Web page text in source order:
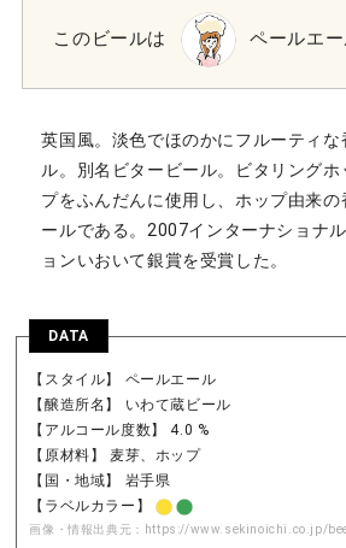
このビールは ペールエ
英国風。淡色でほのかにフルーティな
ル。別名ビタービール。ビタリングホ
プをふんだんに使用し、ホップ由来
ールである。2007インターナショナ
ョンいおいて銀賞を受賞した。
DATA
【スタイル】 ペールエール
【醸造所名】 いわて蔵ビール
【アルコール度数】 4.0 %
【原材料】 麦芽、ホップ
【国・地域】 岩手県
【ラベルカラー】
画像・情報出典元： https://www.sekinoichi.co.jp/